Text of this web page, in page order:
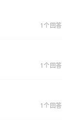
1个回答
1个回答
1个回答